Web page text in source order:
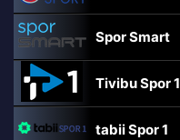
Spor Smart
Tivibu Spor 1
tabii Spor 1